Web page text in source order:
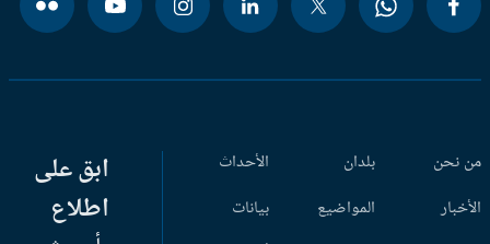
نحن
بلدان
المواضيع
الأحداث
بيانات
ابق على
اطلاع